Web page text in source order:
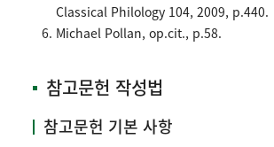
Classical Philology 104, 2009, p.440.
Michael Pollan, op.cit., p.58.
참고문헌 작성법
참고문헌 기본 사항